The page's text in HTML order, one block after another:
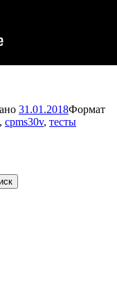
31.01.2018Формат
, cpms30v, тесты